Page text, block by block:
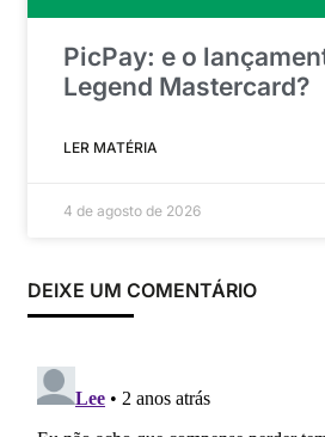
PicPay: e o
Legend Mastercard?
LER MATÉRIA
4 de agosto de 2026
DEIXE UM COMENTÁRIO